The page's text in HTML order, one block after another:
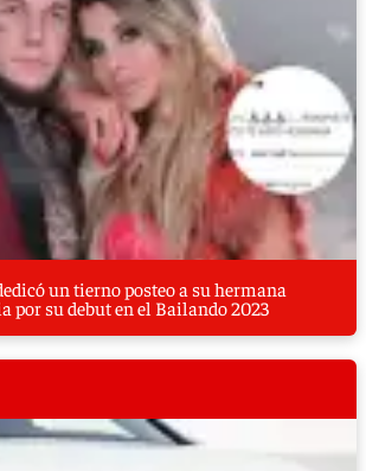
un tierno posteo a su hermana
por su debut en el Bailando 2023